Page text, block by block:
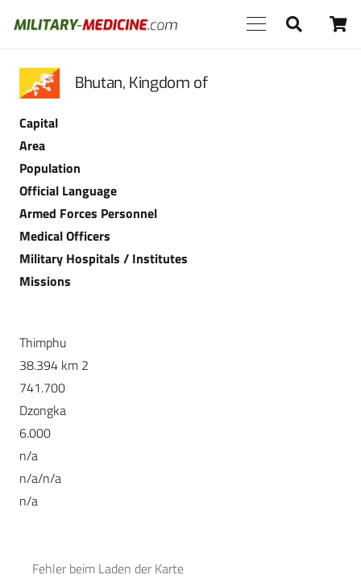
Bhutan, Kingdom of
Capital
Area
Population
Official Language
Armed Forces Personnel
Medical Officers
Military Hospitals / Institutes
Missions
Thimphu
38.394 km 2
741.700
Dzongka
6.000
n/a
n/a/n/a
n/a
Fehler beim Laden der Karte